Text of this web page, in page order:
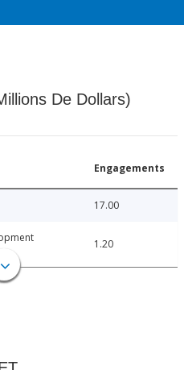
De Dollars)
Engagements
17.00
1.20